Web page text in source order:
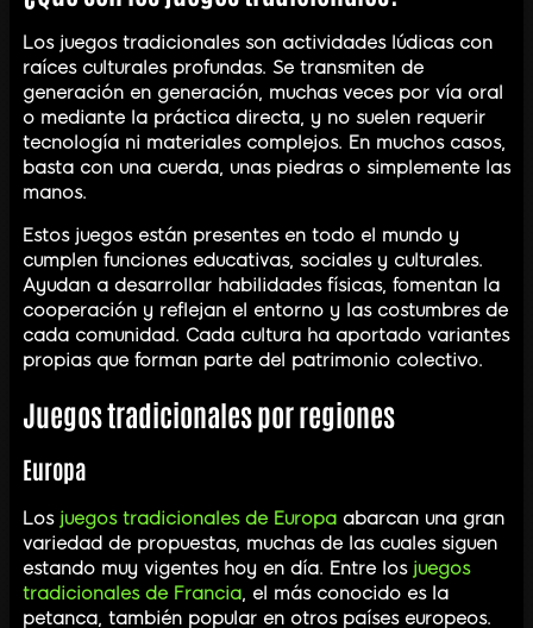
Los juegos tradicionales son actividades lúdicas con
raíces culturales profundas. Se transmiten de
generación en generación, muchas veces por vía oral
o mediante la práctica directa, y no suelen requerir
tecnología ni materiales complejos. En muchos casos,
basta con una cuerda, unas piedras o simplemente las
manos.
Estos juegos están presentes en todo el mundo y
cumplen funciones educativas, sociales y culturales.
Ayudan a desarrollar habilidades físicas, fomentan la
cooperación y reflejan el entorno y las costumbres de
cada comunidad. Cada cultura ha aportado variantes
propias que forman parte del patrimonio colectivo.
Juegos tradicionales por regiones
Europa
Los juegos tradicionales de Europa abarcan una gran
variedad de propuestas, muchas de las cuales siguen
estando muy vigentes hoy en día. Entre los juegos
tradicionales de Francia, el más conocido es la
petanca, también popular en otros países europeos.